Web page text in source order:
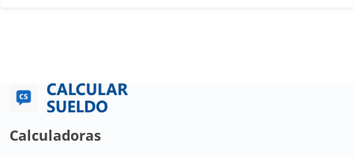
Calculadoras